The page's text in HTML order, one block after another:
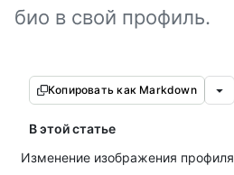
био в свой профиль.
Копировать как Markdown
В этой статье
Изменение изображения профиля